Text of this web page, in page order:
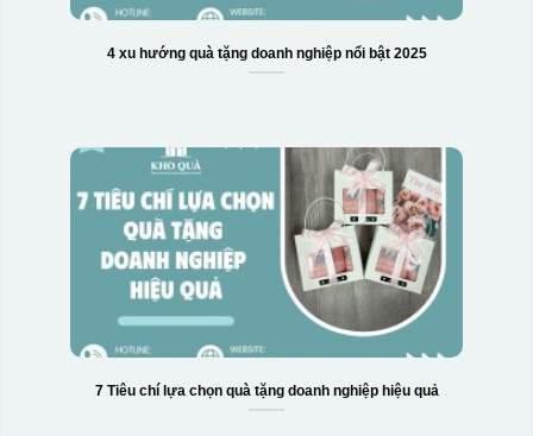
4 xu hướng quà tặng doanh nghiệp nổi bật 2025
7 Tiêu chí lựa chọn quà tặng doanh nghiệp hiệu quả